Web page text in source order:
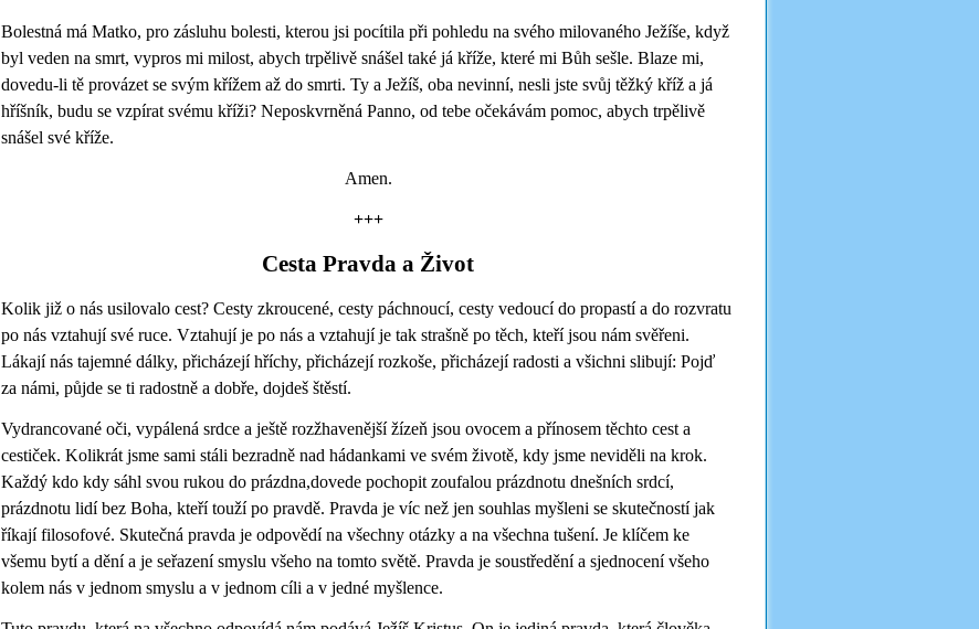
Bolestná má Matko, pro zásluhu bolesti, kterou jsi pocítila při pohledu na svého milovaného Ježíše, když
byl veden na smrt, vypros mi milost, abych trpělivě snášel také já kříže, které mi Bůh sešle. Blaze mi,
dovedu-li tě provázet se svým křížem až do smrti. Ty a Ježíš, oba nevinní, nesli jste svůj těžký kříž a já
hříšník, budu se vzpírat svému kříži? Neposkvrněná Panno, od tebe očekávám pomoc, abych trpělivě
snášel své kříže.
Amen.
+++
Cesta Pravda a Život
Kolik již o nás usilovalo cest? Cesty zkroucené, cesty páchnoucí, cesty vedoucí do propastí a do rozvratu
po nás vztahují své ruce. Vztahují je po nás a vztahují je tak strašně po těch, kteří jsou nám svěřeni.
Lákají nás tajemné dálky, přicházejí hříchy, přicházejí rozkoše, přicházejí radosti a všichni slibují: Pojď
za námi, půjde se ti radostně a dobře, dojdeš štěstí.
Vydrancované oči, vypálená srdce a ještě rozžhavenější žízeň jsou ovocem a přínosem těchto cest a
cestiček. Kolikrát jsme sami stáli bezradně nad hádankami ve svém životě, kdy jsme neviděli na krok.
Každý kdo kdy sáhl svou rukou do prázdna,dovede pochopit zoufalou prázdnotu dnešních srdcí,
prázdnotu lidí bez Boha, kteří touží po pravdě. Pravda je víc než jen souhlas myšleni se skutečností jak
říkají filosofové. Skutečná pravda je odpovědí na všechny otázky a na všechna tušení. Je klíčem ke
všemu bytí a dění a je seřazení smyslu všeho na tomto světě. Pravda je soustředění a sjednocení všeho
kolem nás v jednom smyslu a v jednom cíli a v jedné myšlence.